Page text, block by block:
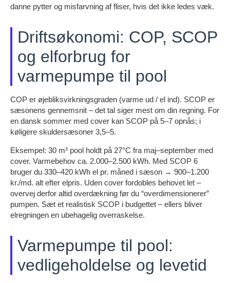
danne pytter og misfarvning af fliser, hvis det ikke ledes væk.
Driftsøkonomi: COP, SCOP
og elforbrug for
varmepumpe til pool
COP er øjebliksvirkningsgraden (varme ud / el ind). SCOP er
sæsonens gennemsnit – det tal siger mest om din regning. For
en dansk sommer med cover kan SCOP på 5–7 opnås; i
køligere skuldersæsoner 3,5–5.
Eksempel: 30 m³ pool holdt på 27°C fra maj–september med
cover. Varmebehov ca. 2.000–2.500 kWh. Med SCOP 6
bruger du 330–420 kWh el pr. måned i sæson → 900–1.200
kr./md. alt efter elpris. Uden cover fordobles behovet let –
overvej derfor altid overdækning før du “overdimensionerer”
pumpen. Sæt et realistisk SCOP i budgettet – ellers bliver
elregningen en ubehagelig overraskelse.
Varmepumpe til pool:
vedligeholdelse og levetid